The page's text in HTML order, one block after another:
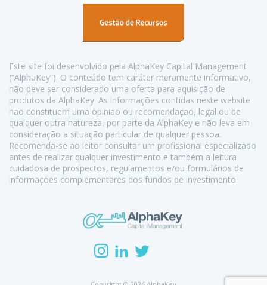
Este site foi desenvolvido pela AlphaKey Capital Management
(“AlphaKey”). O conteúdo tem caráter meramente informativo,
não deve ser considerado uma oferta para aquisição de
produtos da AlphaKey. As informações contidas neste website
não constituem uma opinião ou recomendação, legal ou de
qualquer outra natureza, por parte da AlphaKey e não leva em
consideração a situação particular de qualquer pessoa.
Recomenda-se ao leitor consultar um profissional especializado
antes de realizar qualquer investimento e também a leitura
cuidadosa de prospectos, regulamentos e/ou formulários de
informações complementares dos fundos de investimento.